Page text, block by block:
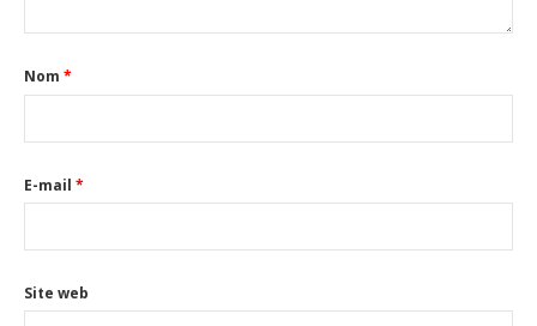
Nom *
E-mail *
Site web